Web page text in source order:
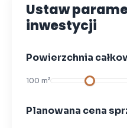
Ustaw
inwestycji
Powierzchnia
100 m²
Planowana cena